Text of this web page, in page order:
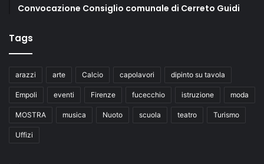
Convocazione Consiglio comunale di Cerreto Guidi
Tags
arazzi arte Calcio capolavori dipinto su tavola
Empoli eventi Firenze fucecchio istruzione moda
MOSTRA musica Nuoto scuola teatro Turismo
Uffizi